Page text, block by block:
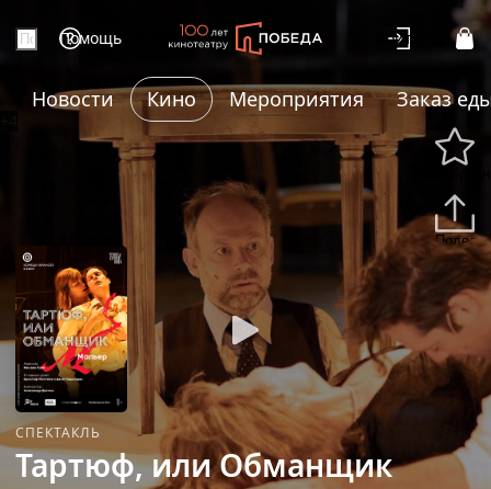
Помощь Войти
Новости Кино Мероприятия Заказ
СПЕКТАКЛЬ
Тартюф, или Обманщик